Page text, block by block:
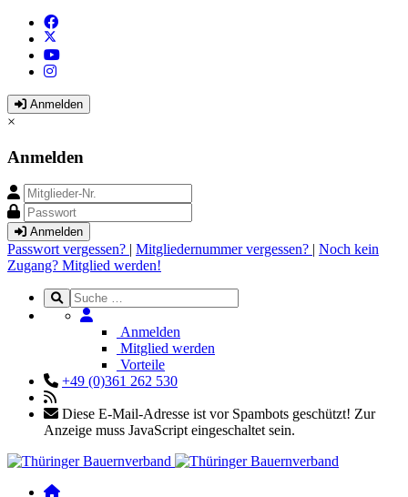
Anmelden
×
Anmelden
Anmelden
Passwort vergessen? | Mitgliedernummer vergessen? | Noch kein
Zugang? Mitglied werden!
Anmelden
Mitglied werden
Vorteile
+49 (0)361 262 530
Diese E-Mail-Adresse ist vor Spambots geschützt! Zur
Anzeige muss JavaScript eingeschaltet sein.